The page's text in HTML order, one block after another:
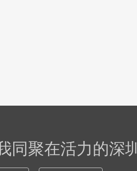
同聚在活力的深圳